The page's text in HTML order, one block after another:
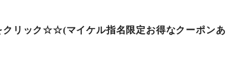
リック☆☆(マイケル指名限定お得なクーポンあ